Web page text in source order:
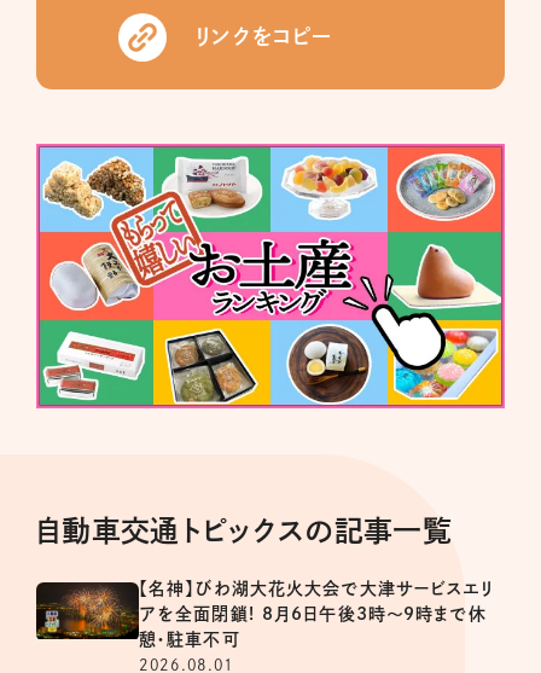
リンクをコピー
自動車交通トピックスの記事一覧
【名神】びわ湖大花火大会で大津サービスエリ
アを全面閉鎖! 8月6日午後3時～9時まで休
憩・駐車不可
2026.08.01